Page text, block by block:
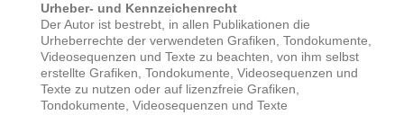
Urheber- und Kennzeichenrecht
Der Autor ist bestrebt, in allen Publikationen die
Urheberrechte der verwendeten Grafiken, Tondokumente,
Videosequenzen und Texte zu beachten, von ihm selbst
erstellte Grafiken, Tondokumente, Videosequenzen und
Texte zu nutzen oder auf lizenzfreie Grafiken,
Tondokumente, Videosequenzen und Texte